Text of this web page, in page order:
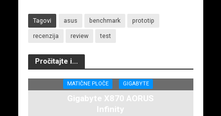
Tagovi asus benchmark prototip
recenzija review test
Pročitajte i...
MATIČNE PLOČE GIGABYTE
Gigabyte X870 AORUS
Infinity